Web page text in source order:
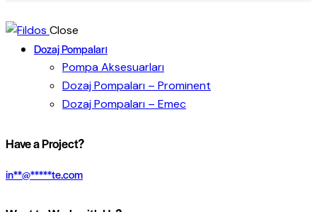
Close
Dozaj Pompaları
Pompa Aksesuarları
Dozaj Pompaları – Prominent
Dozaj Pompaları – Emec
Have a Project?
in**@*****te.com